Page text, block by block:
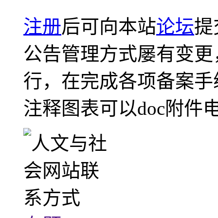
注册后可向本站论坛提
公告管理方式屡有变
行，在完成各项备案
注释图表可以doc附件